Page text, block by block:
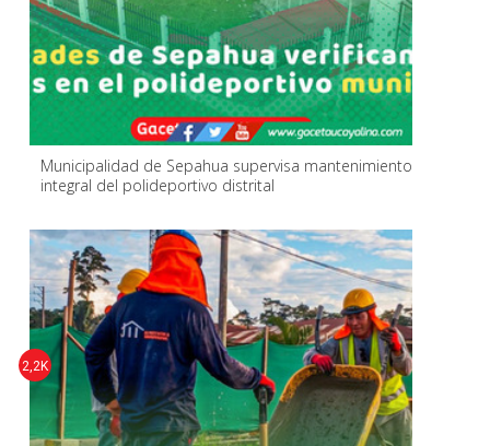
Municipalidad de Sepahua supervisa mantenimiento
integral del polideportivo distrital
2,2K